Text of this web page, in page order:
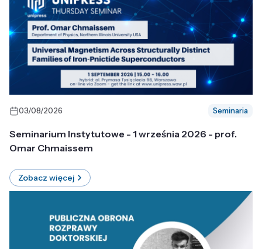
03/08/2026 Seminaria
Seminarium Instytutowe - 1 września 2026 - prof.
Omar Chmaissem
Zobacz więcej